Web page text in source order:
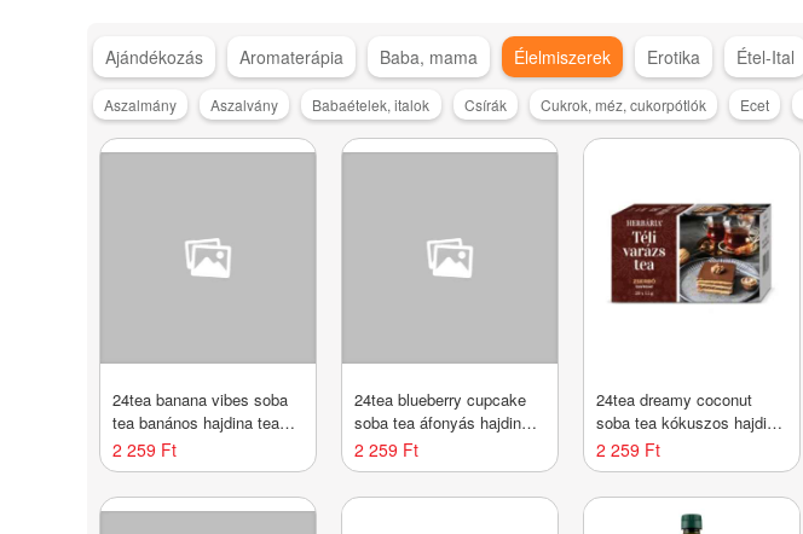
Ajándékozás Aromaterápia Baba, mama Élelmiszerek Erotika Étel-Ital
Aszalmány Aszalvány Babaételek, italok Csírák Cukrok, méz, cukorpótlók Ecet
24tea banana vibes soba
tea banános hajdina tea
100 g
2 259 Ft
24tea blueberry cupcake
soba tea áfonyás hajdina
tea 100 g
2 259 Ft
24tea dreamy coconut
soba tea kókuszos hajdina
tea 100 g
2 259 Ft